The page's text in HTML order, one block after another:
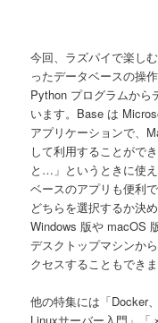
今回、ラズパイで楽し
ったデータベースの操
Python プログラムから
います。Base は
アプリケーションで、
して利用することがで
と…」というときに使
ベースのアプリも便利
どちらを選択するか決
Windows 版や macOS
デスクトップマシンか
クセスすることもでき
他の特集には「Docker